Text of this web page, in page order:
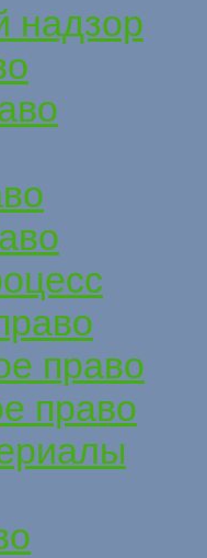
надзор
право
право